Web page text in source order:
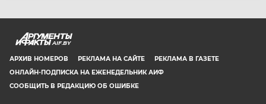
AIF.BY
АРХИВ НОМЕРОВ РЕКЛАМА НА САЙТЕ
РЕКЛАМА В ГАЗЕТЕ
ОНЛАЙН-ПОДПИСКА НА ЕЖЕНЕДЕЛЬНИК АИФ
СООБЩИТЬ В РЕДАКЦИЮ ОБ ОШИБКЕ